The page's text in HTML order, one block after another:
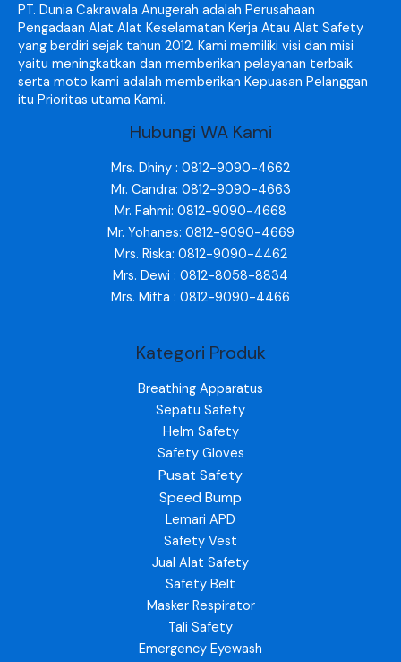
PT. Dunia Cakrawala Anugerah adalah Perusahaan
Pengadaan Alat Alat Keselamatan Kerja Atau Alat Safety
yang berdiri sejak tahun 2012. Kami memiliki visi dan misi
yaitu meningkatkan dan memberikan pelayanan terbaik
serta moto kami adalah memberikan Kepuasan Pelanggan
itu Prioritas utama Kami.
Hubungi WA Kami
Mrs. Dhiny : 0812-9090-4662
Mr. Candra: 0812-9090-4663
Mr. Fahmi: 0812-9090-4668
Mr. Yohanes: 0812-9090-4669
Mrs. Riska: 0812-9090-4462
Mrs. Dewi : 0812-8058-8834
Mrs. Mifta : 0812-9090-4466
Kategori Produk
Breathing Apparatus
Sepatu Safety
Helm Safety
Safety Gloves
Pusat Safety
Speed Bump
Lemari APD
Safety Vest
Jual Alat Safety
Safety Belt
Masker Respirator
Tali Safety
Emergency Eyewash